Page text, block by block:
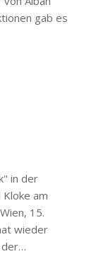
gab es
in der
am
15.
wieder
der…